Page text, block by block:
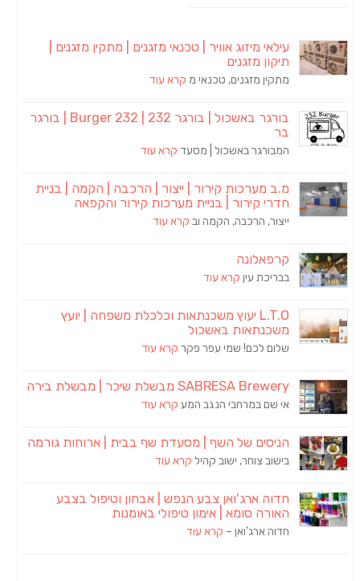
עילאי מיזוג אוויר | טכנאי מזגנים | מתקין מזגנים |
תיקון מזגנים
מתקין מזגנים, טכנאי מ קרא עוד
בורגר באשכול | בורגר 232 | Burger 232 | בורגר
בר
המבורגר באשכול | מסעד קרא עוד
מ.ב מערכות קירור | ייצור | הרכבה | הקמה | בניית
חדרי קירור | בניית מערכות קירור והקפאה
ייצור, הרכבה, הקמה וב קרא עוד
קרפאלונה
בבריכת עין קרא עוד
L.T.O יעוץ משכנתאות וכלכלת משפחה | יועץ
משכנתאות באשכול
שלום לכם! שמי עפר פקר קרא עוד
SABRESA Brewery מבשלת שיכר | מבשלת בירה
אי שם במרחבי הנגב המע קרא עוד
הניסים של השף | מסעדת שף בבית | ארוחות גורמה
בישוב צוחר, ישוב קהיל קרא עוד
חדוה ארג'ואן צבע הנפש | אבחון וטיפול בצבע
האורה סומא | אימון טיפולי באומנות
חדוה ארג'ואן – קרא עוד